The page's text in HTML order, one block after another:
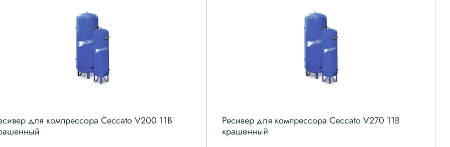
для компрессора Ceccato V200 11B
Ресивер для компрессора Ceccato V270 11B
крашенный